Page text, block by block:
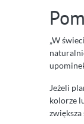
„W
Jeżeli
kolorze